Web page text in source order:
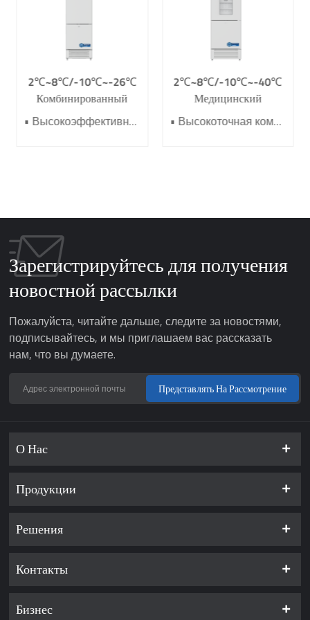
2℃~8℃/-10℃~-26℃
Комбинированный
холодильник и
морозильник YCD-
• Высокоэффективная холодильная система • Высокоточная компьютеризированная система контроля температуры •Комплексная система безопасности • Раздельное управление верхней холодильной и нижней морозильной камерами • Прямое охлаждение и электронный контроль температуры
2℃~8℃/-10℃~-40℃
Медицинский
комбинированный• Высокоточная компьютеризированная система контроля температуры • Высокоэффективная холодильная система • Комплексная система безопасности • Прямое охлаждение и электронный контроль температуры • Трубчатый конденсатор и встроенный испаритель
Зарегистрируйтесь для получения
новостной рассылки
Пожалуйста, читайте дальше, следите за новостями,
подписывайтесь, и мы приглашаем вас рассказать
нам, что вы думаете.
Представлять На Рассмотрение
О Нас
Продукции
Решения
Контакты
Бизнес